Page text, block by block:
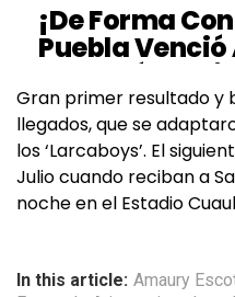
¡De Forma
Puebla Venció
Mazatlán!
— Liga BBVA MX
Gran primer resultado y
llegados, que se
los ‘Larcaboys’. El
Julio cuando reciban a
noche en el Estadio
In this article: Amaury